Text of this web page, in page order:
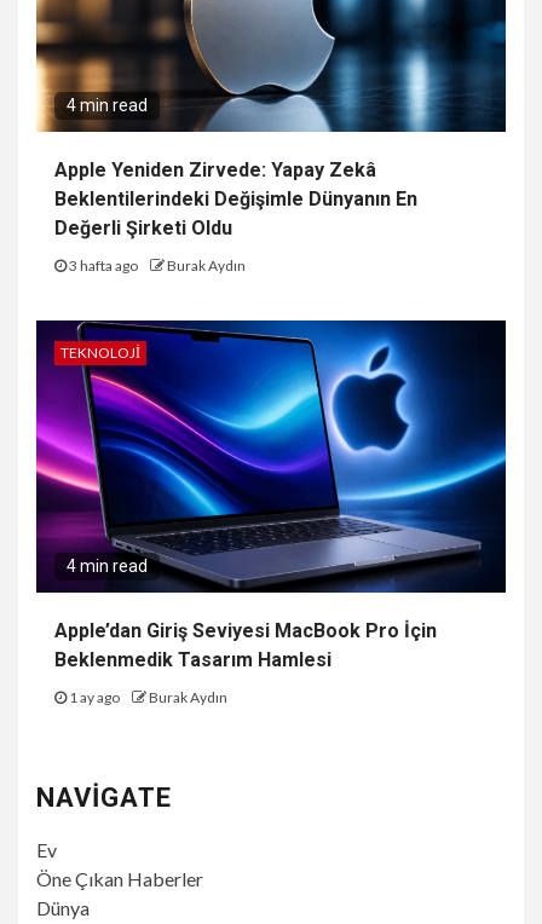
4 min read
Apple Yeniden Zirvede: Yapay Zekâ
Beklentilerindeki Değişimle Dünyanın En
Değerli Şirketi Oldu
3 hafta ago Burak Aydın
TEKNOLOJI
4 min read
Apple’dan Giriş Seviyesi MacBook Pro İçin
Beklenmedik Tasarım Hamlesi
1 ay ago Burak Aydın
NAVIGATE
Ev
Öne Çıkan Haberler
Dünya